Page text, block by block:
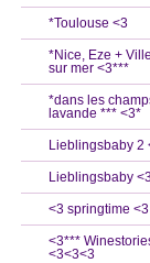
*Toulouse <3
*Nice, Eze +
sur mer <3***
*dans les
lavande *** <3*
Lieblingsbaby 2
Lieblingsbaby
<3 springtime <3
<3***
<3<3<3